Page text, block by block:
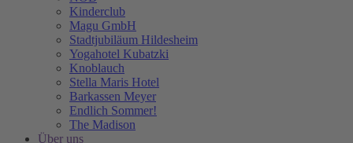
Kinderclub
Magu GmbH
Stadtjubiläum Hildesheim
Yogahotel Kubatzki
Knoblauch
Stella Maris Hotel
Barkassen Meyer
Endlich Sommer!
The Madison
Über uns